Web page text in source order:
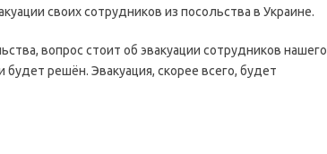
своих сотрудников из посольства в Украине.
вопрос стоит об эвакуации сотрудников нашего
решён. Эвакуация, скорее всего, будет